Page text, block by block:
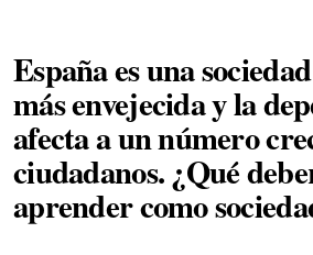
España es una
más envejecida y la
afecta a un número
ciudadanos. ¿Qué
aprender como